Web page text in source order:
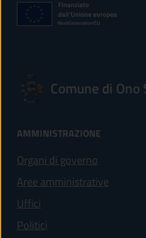
Comune di Ono
AMMINISTRAZIONE
Organi di governo
Aree amministrative
Uffici
Politici